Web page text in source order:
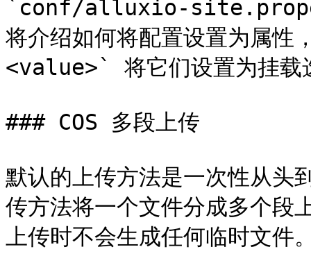
`conf/alluxio-
将介绍如何将配置设置为属
<value>` 将它们设置为挂载
### COS 多段上传
默认的上传方法是一次性从头
传方法将一个文件分成多个段
上传时不会生成任何临时文件